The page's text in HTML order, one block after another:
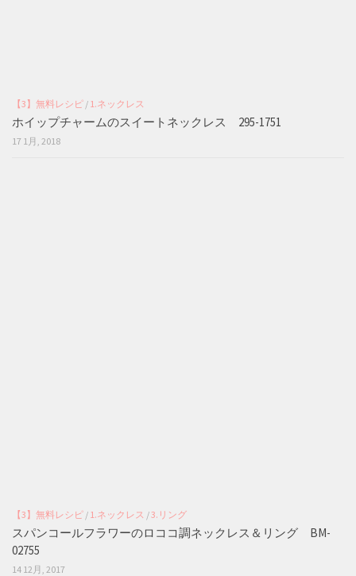
【3】無料レシピ / 1.ネックレス
ホイップチャームのスイートネックレス 295-1751
17 1月, 2018
【3】無料レシピ / 1.ネックレス /3.リング
スパンコールフラワーのロココ調ネックレス＆リング BM-
02755
14 12月, 2017